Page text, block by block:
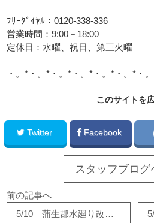
ﾌﾘｰﾀﾞｲﾔﾙ：0120-338-336
営業時間：9:00－18:00
定休日：水曜、祝日、第三火曜
・。*・。*・。*・。*・。*・。*・
このサイトを
Twitter Facebook
スタッフブログ
前の記事へ
5/10 蒲生郡水廻り改修工事②～浴室編～